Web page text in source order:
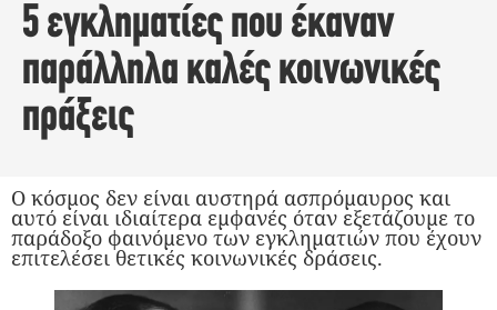
5 εγκληματίες που έκαναν
παράλληλα καλές κοινωνικές
πράξεις
Ο κόσμος δεν είναι αυστηρά ασπρόμαυρος και
αυτό είναι ιδιαίτερα εμφανές όταν εξετάζουμε το
παράδοξο φαινόμενο των εγκληματιών που έχουν
επιτελέσει θετικές κοινωνικές δράσεις.